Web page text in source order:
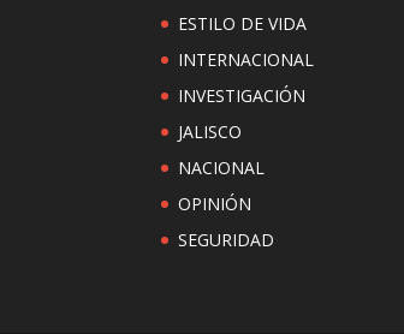
ESTILO DE VIDA
INTERNACIONAL
INVESTIGACIÓN
JALISCO
NACIONAL
OPINIÓN
SEGURIDAD